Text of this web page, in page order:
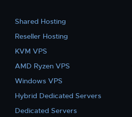
Shared Hosting
Reseller Hosting
KVM VPS
AMD Ryzen VPS
Windows VPS
Hybrid Dedicated Servers
Dedicated Servers